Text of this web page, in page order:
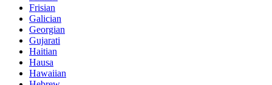
Frisian
Galician
Georgian
Gujarati
Haitian
Hausa
Hawaiian